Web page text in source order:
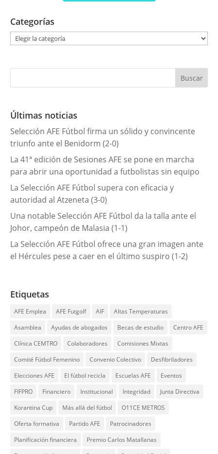
Categorías
g
r
a
s
Últimas noticias
Selección AFE Fútbol firma un sólido y convincente
triunfo ante el Benidorm (2-0)
La 41ª edición de Sesiones AFE se pone en marcha
para abrir una oportunidad a futbolistas sin equipo
La Selección AFE Fútbol supera con eficacia y
autoridad al Atzeneta (3-0)
Una notable Selección AFE Fútbol da la talla ante el
Johor, campeón de Malasia (1-1)
La Selección AFE Fútbol ofrece una gran imagen ante
el Hércules pese a caer en el último suspiro (1-2)
Etiquetas
AFE Emplea AFE Futgolf AIF
Altas Temperaturas
Asamblea
Ayudas de abogados Becas de estudio
Centro AFE
Clínica CEMTRO
Colaboradores
Comisiones Mixtas
Comité Fútbol Femenino
Convenio Colectivo
Desfibriladores
Elecciones AFE
El fútbol recicla Escuelas AFE
Eventos
FIFPRO
Financiero Institucional Integridad
Junta Directiva
Korantina Cup
Más allá del fútbol
O11CE METROS
Oferta formativa
Partido AFE
Patrocinadores
Planificación financiera
Premio Carlos Matallanas